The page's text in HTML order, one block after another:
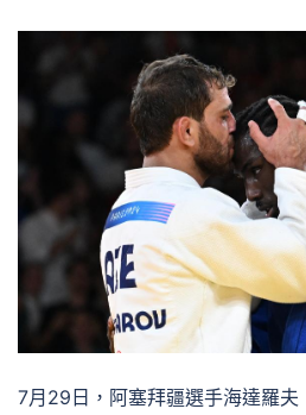
7月29日，阿塞拜疆選手海達羅